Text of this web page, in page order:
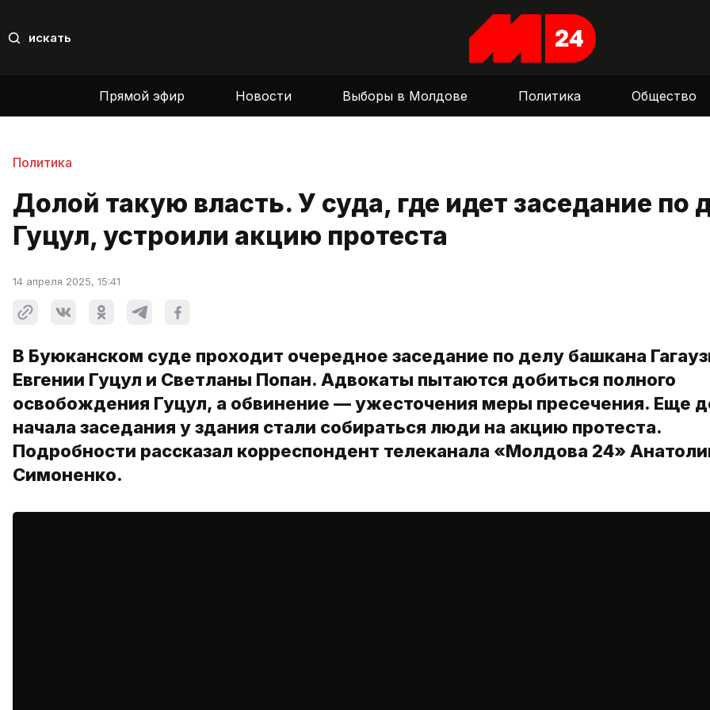
искать
Прямой эфир Новости Выборы в Молдове Политика Общество
Политика
Долой такую власть. У суда, где идет заседание по
Гуцул, устроили акцию протеста
14 апреля 2025, 15:41
В Буюканском суде проходит очередное заседание по делу башкана
Евгении Гуцул и Светланы Попан. Адвокаты пытаются добиться полного
освобождения Гуцул, а обвинение — ужесточения меры пресечения. Еще
начала заседания у здания стали собираться люди на акцию протеста.
Подробности рассказал корреспондент телеканала «Молдова 24»
Симоненко.